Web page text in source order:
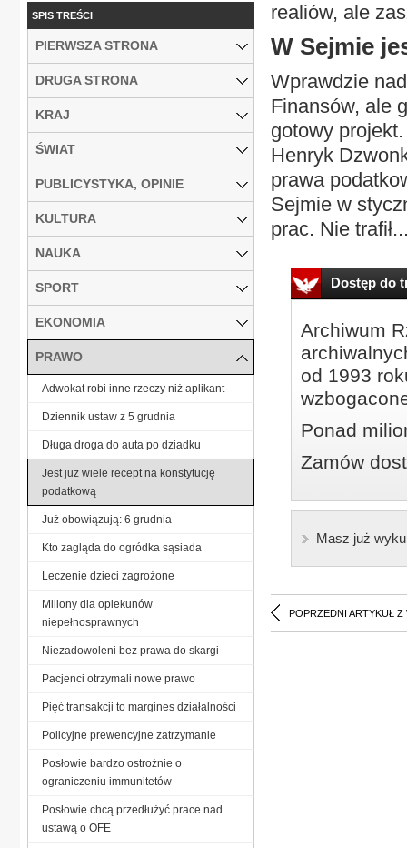
realiów, ale
W Sejmie
Wprawdzie
Finansów, ale
gotowy
Henryk
prawa
Sejmie w
prac. Nie
Dostęp do
Archiwum
od 1993
Ponad
Zamów
Masz już
POPRZEDNI ARTYKUŁ Z
SPIS TREŚCI
PIERWSZA STRONA
DRUGA STRONA
KRAJ
ŚWIAT
PUBLICYSTYKA, OPINIE
KULTURA
NAUKA
SPORT
EKONOMIA
PRAWO
Adwokat robi inne rzeczy niż aplikant
Dziennik ustaw z 5 grudnia
Długa droga do auta po dziadku
Jest już wiele recept na konstytucję
podatkową
Już obowiązują: 6 grudnia
Kto zagląda do ogródka sąsiada
Leczenie dzieci zagrożone
Miliony dla opiekunów
niepełnosprawnych
Niezadowoleni bez prawa do skargi
Pacjenci otrzymali nowe prawo
Pięć transakcji to margines działalności
Policyjne prewencyjne zatrzymanie
Posłowie bardzo ostrożnie o
ograniczeniu immunitetów
Posłowie chcą przedłużyć prace nad
ustawą o OFE